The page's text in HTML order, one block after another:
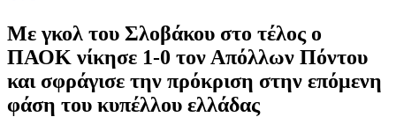
Με γκολ του Σλοβάκου στο τέλος ο
ΠΑΟΚ νίκησε 1-0 τον Απόλλων Πόντου
και σφράγισε την πρόκριση στην επόμενη
φάση του κυπέλλου ελλάδας